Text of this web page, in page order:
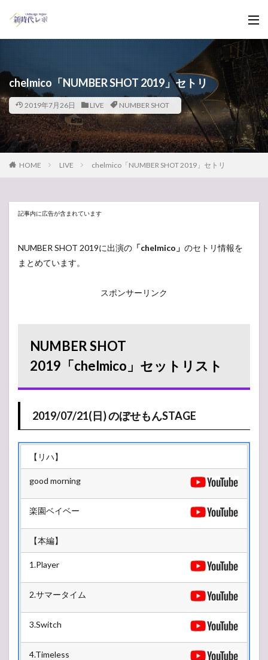
chelmico「NUMBER SHOT 2019」セトリ
2019年7月26日 LIVE NUMBER SHOT
HOME LIVE chelmico「NUMBER SHOT 2019」セトリ
記事内に広告が含まれています
NUMBER SHOT 2019に出演の 「chelmico」 のセトリ情報を
まとめています。
スポンサーリンク
NUMBER SHOT
2019「chelmico」セットリスト
2019/07/21(日) のぼせもんSTAGE
【リハ】
good morning
楽園ベイベー
【本編】
1.Player
2.サマータイム
3.Switch
4.Timeless